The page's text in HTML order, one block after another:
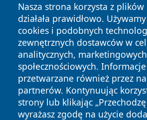
Nasza strona korzysta z
działała prawidłowo.
cookies i podobnych
zewnętrznych dostawców w
analitycznych,
społecznościowych.
przetwarzane również przez
partnerów. Kontynuując
strony lub klikając
wyrażasz zgodę na użycie
Copyright © 2026 lubliniec360.pl
zastrzeżone.
News Autorzy
Polityka
Prywatności